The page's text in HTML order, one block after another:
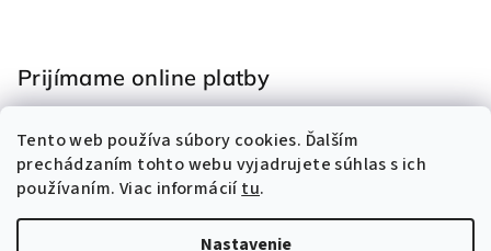
Tento web používa súbory cookies. Ďalším
prechádzaním tohto webu vyjadrujete súhlas s ich
používaním. Viac informáciítu.
Nastavenie
Prijímame online platby